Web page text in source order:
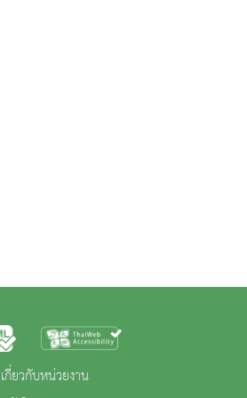
เกี่ยวกับหน่วยงาน